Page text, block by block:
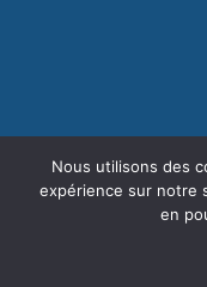
Nous utilisons des
expérience sur notre
en